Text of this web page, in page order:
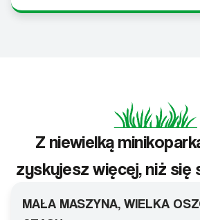
Z niewielką
zyskujesz więcej, niż się
MAŁA MASZYNA, WIELKA